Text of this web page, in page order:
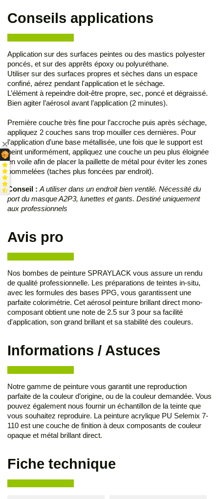
Conseils applications
Application sur des surfaces peintes ou des mastics polyester
poncés, et sur des apprêts époxy ou polyuréthane.
Utiliser sur des surfaces propres et sèches dans un espace
confiné, aérez pendant l'application et le séchage.
L’élément à repeindre doit-être propre, sec, poncé et dégraissé.
Bien agiter l’aérosol avant l’application (2 minutes).
Première couche très fine pour l’accroche puis après séchage,
appliquez 2 couches sans trop mouiller ces dernières. Pour
l’application d’une base métallisée, une fois que le support est
peint uniformément, appliquez une couche un peu plus éloignée
en voile afin de placer la paillette de métal pour éviter les zones
pommelées (taches plus foncées par endroit).
Conseil :A utiliser dans un endroit bien ventilé. Nécessité du
port du masque A2P3, lunettes et gants. Destiné uniquement
aux professionnels
Avis pro
Nos bombes de peinture SPRAYLACK vous assure un rendu
de qualité professionnelle. Les préparations de teintes in-situ,
avec les formules des bases PPG, vous garantissent une
parfaite colorimétrie. Cet aérosol peinture brillant direct mono-
composant obtient une note de 2.5 sur 3 pour sa facilité
d'application, son grand brillant et sa stabilité des couleurs.
Informations / Astuces
Notre gamme de peinture vous garantit une reproduction
parfaite de la couleur d’origine, ou de la couleur demandée. Vous
pouvez également nous fournir un échantillon de la teinte que
vous souhaitez reproduire. La peinture acrylique PU Selemix 7-
110 est une couche de finition à deux composants de couleur
opaque et métal brillant direct.
Fiche technique